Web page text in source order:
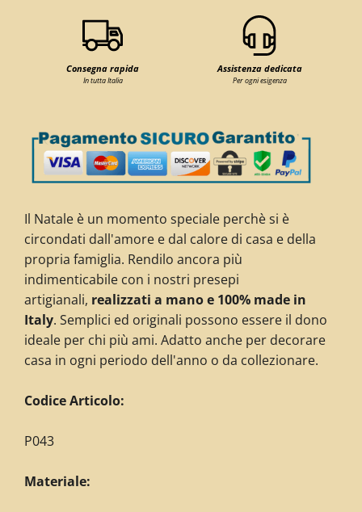
Consegna rapida
In tutta Italia
Assistenza dedicata
Per ogni esigenza
Il Natale è un momento speciale perchè si è
circondati dall'amore e dal calore di casa e della
propria famiglia. Rendilo ancora più
indimenticabile con i nostri presepi
artigianali, realizzati a mano e 100% made in
Italy. Semplici ed originali possono essere il dono
ideale per chi più ami. Adatto anche per decorare
casa in ogni periodo dell'anno o da collezionare.
Codice Articolo:
P043
Materiale: